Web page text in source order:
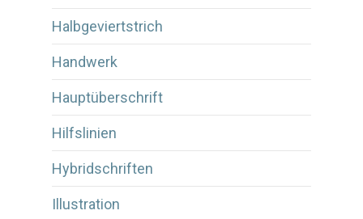
Halbgeviertstrich
Handwerk
Hauptüberschrift
Hilfslinien
Hybridschriften
Illustration